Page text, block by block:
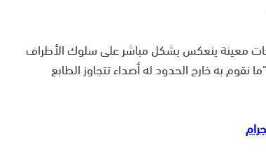
معينة ينعكس بشكل مباشر على سلوك الأطراف
به خارج الحدود له أصداء تتجاوز الطابع